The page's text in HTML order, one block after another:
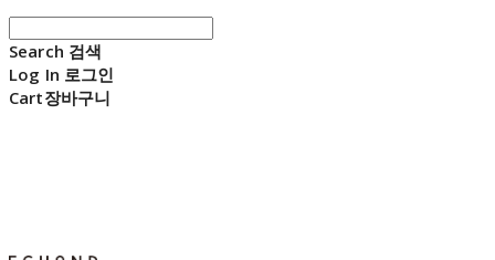
Search 검색
Log In 로그인
Cart장바구니